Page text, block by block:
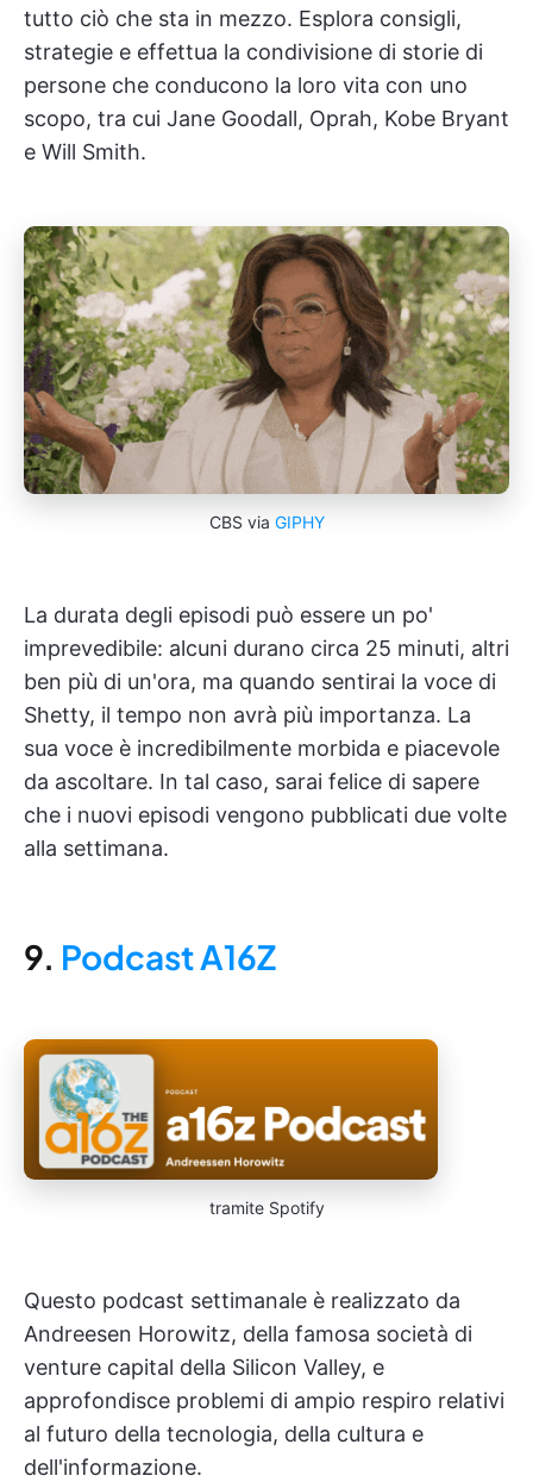
tutto ciò che sta in mezzo. Esplora consigli,
strategie e effettua la condivisione di storie di
persone che conducono la loro vita con uno
scopo, tra cui Jane Goodall, Oprah, Kobe Bryant
e Will Smith.
CBS via GIPHY
La durata degli episodi può essere un po'
imprevedibile: alcuni durano circa 25 minuti, altri
ben più di un'ora, ma quando sentirai la voce di
Shetty, il tempo non avrà più importanza. La
sua voce è incredibilmente morbida e piacevole
da ascoltare. In tal caso, sarai felice di sapere
che i nuovi episodi vengono pubblicati due volte
alla settimana.
9. Podcast A16Z
tramite Spotify
Questo podcast settimanale è realizzato da
Andreesen Horowitz, della famosa società di
venture capital della Silicon Valley, e
approfondisce problemi di ampio respiro relativi
al futuro della tecnologia, della cultura e
dell'informazione.